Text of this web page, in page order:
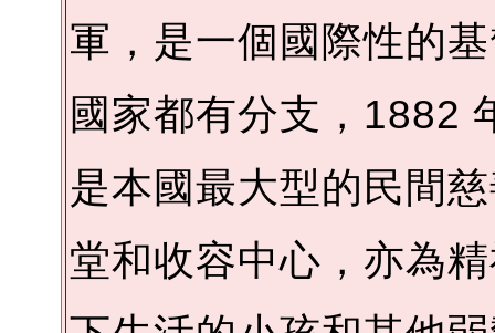
軍，是一個國際性的
國家都有分支，1882
是本國最大型的民間
堂和收容中心，亦為